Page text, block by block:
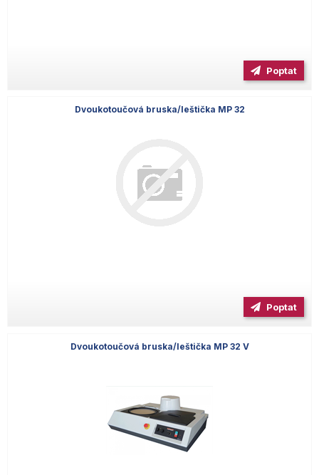
Poptat
Dvoukotoučová bruska/leštička MP 32
Poptat
Dvoukotoučová bruska/leštička MP 32 V